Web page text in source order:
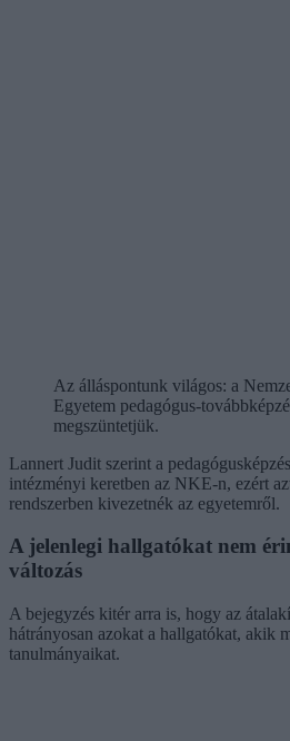
Az álláspontunk világos: a
Egyetem pedagógus-
megszüntetjük.
Lannert Judit szerint a
intézményi keretben az NKE-n, ezért
rendszerben kivezetnék az egyetemről.
A jelenlegi hallgatókat nem
változás
A bejegyzés kitér arra is, hogy az
hátrányosan azokat a hallgatókat, akik
tanulmányaikat.